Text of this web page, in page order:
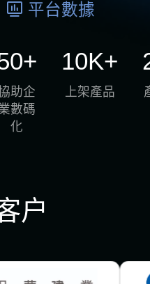
平台數據
助企
數碼
化
10K+
上架產品
户